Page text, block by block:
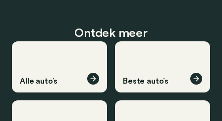
Ontdek meer
Alle auto’s Beste auto’s